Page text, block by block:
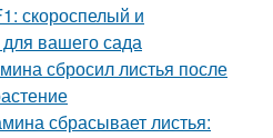
скороспелый и
вашего сада
сбросил листья после
сбрасывает листья: